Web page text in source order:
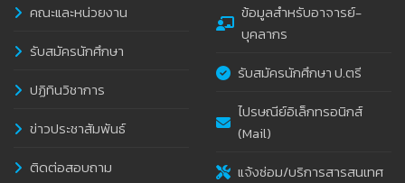
คณะและหน่วยงาน
รับสมัครนักศึกษา
ปฏิทินวิชาการ
ข่าวประชาสัมพันธ์
ติดต่อสอบถาม
ข้อมูลสำหรับอาจารย์-
บุคลากร
รับสมัครนักศึกษา ป.ตรี
ไปรษณีย์อิเล็กทรอนิกส์
(Mail)
แจ้งซ่อม/บริการสารสนเทศ